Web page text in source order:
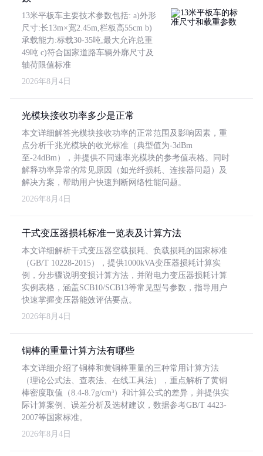
13米平板车主要技术参数包括: a)外形
尺寸:长13m×宽2.45m,栏板高55cm b)
承载能力:标载30-35吨,最大允许总重
49吨 c)符合国家道路车辆外廓尺寸及
轴荷限值标准
2026年8月4日
光模块接收功率多少是正常
本文详细解答光模块接收功率的正常范围及影响因素，重
点分析千兆光模块的收光标准（典型值为-3dBm
至-24dBm），并提供不同速率光模块的参考值表格。同时
解释功率异常的常见原因（如光纤损耗、连接器问题）及
解决方案，帮助用户快速判断网络性能问题。
2026年8月4日
干式变压器损耗标准一览表及计算方法
本文详细解析干式变压器空载损耗、负载损耗的国家标准
（GB/T 10228-2015），提供1000kVA变压器损耗计算实
例，分步骤说明变损计算方法，并附电力变压器损耗计算
实例表格，涵盖SCB10/SCB13等常见型号参数，指导用户
快速掌握变压器能效评估要点。
2026年8月4日
铜棒的重量计算方法有哪些
本文详细介绍了铜棒和黄铜棒重量的三种常用计算方法
（理论公式法、查表法、在线工具法），重点解析了黄铜
棒密度取值（8.4-8.7g/cm³）和计算公式的差异，并提供实
际计算案例、误差分析及选材建议，数据参考GB/T 4423-
2007等国家标准。
2026年8月4日